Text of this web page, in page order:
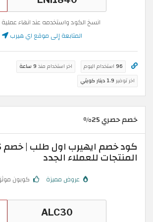
انسخ الكود واستخدمه عند انهاء عملية
المتابعة إلى موقع اي هيرب
96 استخدام اليوم اخر استخدام منذ 9 ساعة
اخر توفير 1.9 دينار كويتي
خصم حصري 25%
المنتجات للعملاء الجدد
عروض مميزة كوبون